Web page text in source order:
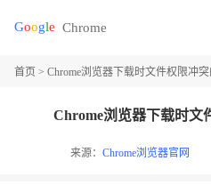
首页 > Chrome浏览器下载时文件权限冲
Chrome浏览器下载时文
来源：Chrome浏览器官网